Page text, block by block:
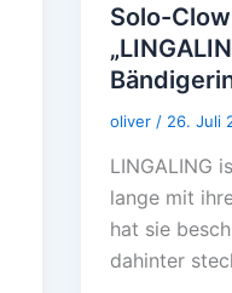
Solo-
oliver / 26. Juli
LINGALING
lange mit
hat sie
dahinter